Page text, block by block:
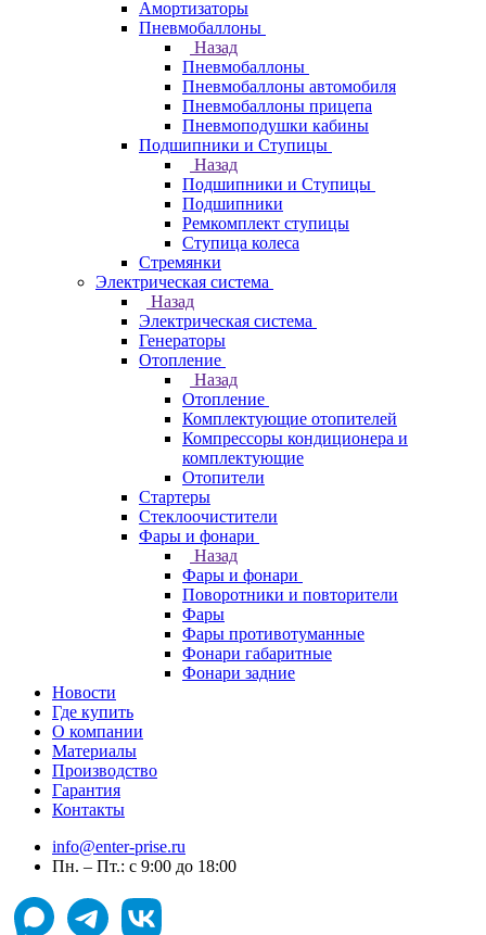
Амортизаторы
Пневмобаллоны
Назад
Пневмобаллоны
Пневмобаллоны автомобиля
Пневмобаллоны прицепа
Пневмоподушки кабины
Подшипники и Ступицы
Назад
Подшипники и Ступицы
Подшипники
Ремкомплект ступицы
Ступица колеса
Стремянки
Электрическая система
Назад
Электрическая система
Генераторы
Отопление
Назад
Отопление
Комплектующие отопителей
Компрессоры кондиционера и
комплектующие
Отопители
Стартеры
Стеклоочистители
Фары и фонари
Назад
Фары и фонари
Поворотники и повторители
Фары
Фары противотуманные
Фонари габаритные
Фонари задние
Новости
Где купить
О компании
Материалы
Производство
Гарантия
Контакты
info@enter-prise.ru
Пн. – Пт.: с 9:00 до 18:00